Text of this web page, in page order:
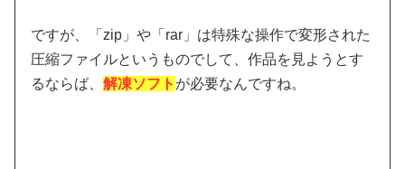
ですが、「zip」や「rar」は特殊な操作で変形された
圧縮ファイルというものでして、作品を見ようとす
るならば、解凍ソフト が必要なんですね。